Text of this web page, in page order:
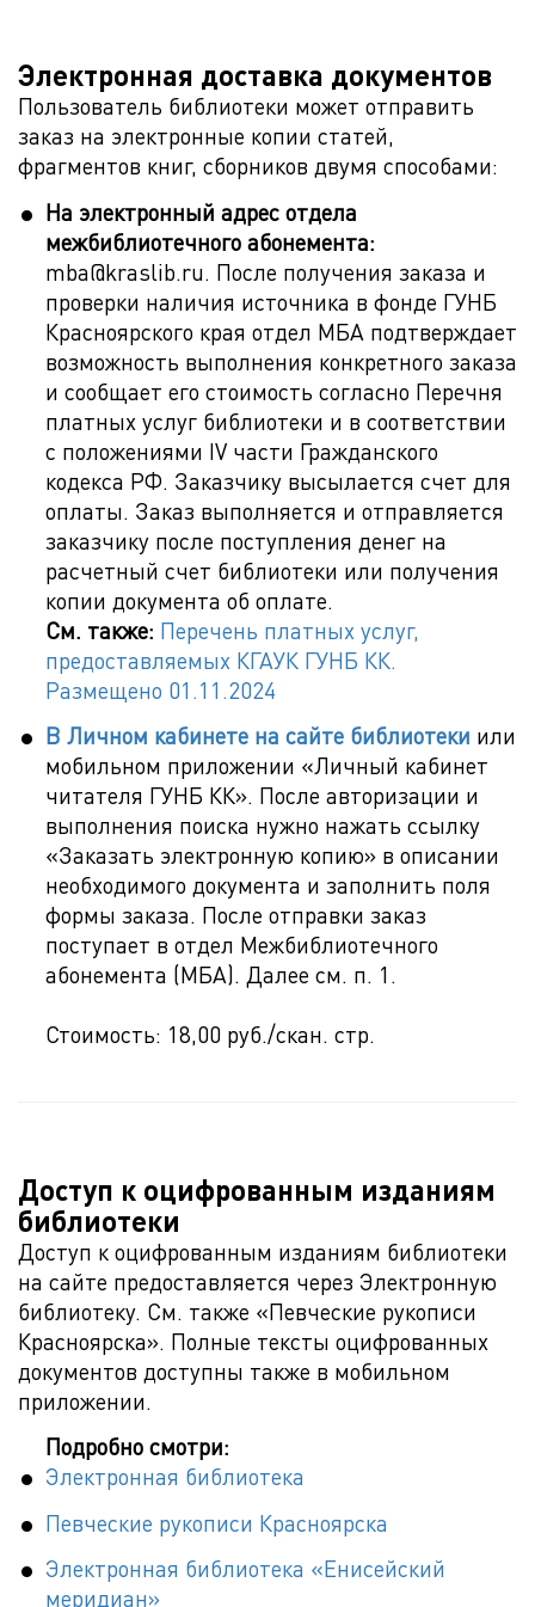
Электронная доставка документов
Пользователь библиотеки может отправить
заказ на электронные копии статей,
фрагментов книг, сборников двумя способами:
На электронный адрес отдела
межбиблиотечного абонемента:
mba@kraslib.ru. После получения заказа и
проверки наличия источника в фонде ГУНБ
Красноярского края отдел МБА подтверждает
возможность выполнения конкретного заказа
и сообщает его стоимость согласно Перечня
платных услуг библиотеки и в соответствии
с положениями IV части Гражданского
кодекса РФ. Заказчику высылается счет для
оплаты. Заказ выполняется и отправляется
заказчику после поступления денег на
расчетный счет библиотеки или получения
копии документа об оплате.
См. также: Перечень платных услуг,
предоставляемых КГАУК ГУНБ КК.
Размещено 01.11.2024
В Личном кабинете на сайте библиотеки или
мобильном приложении «Личный кабинет
читателя ГУНБ КК». После авторизации и
выполнения поиска нужно нажать ссылку
«Заказать электронную копию» в описании
необходимого документа и заполнить поля
формы заказа. После отправки заказ
поступает в отдел Межбиблиотечного
абонемента (МБА). Далее см. п. 1.
Стоимость: 18,00 руб./скан. стр.
Доступ к оцифрованным изданиям
библиотеки
Доступ к оцифрованным изданиям библиотеки
на сайте предоставляется через Электронную
библиотеку. См. также «Певческие рукописи
Красноярска». Полные тексты оцифрованных
документов доступны также в мобильном
приложении.
Подробно смотри:
Электронная библиотека
Певческие рукописи Красноярска
Электронная библиотека «Енисейский
меридиан»